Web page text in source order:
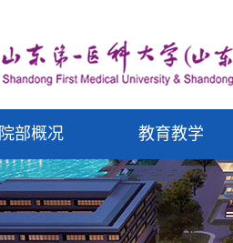
院部概况 教育教学